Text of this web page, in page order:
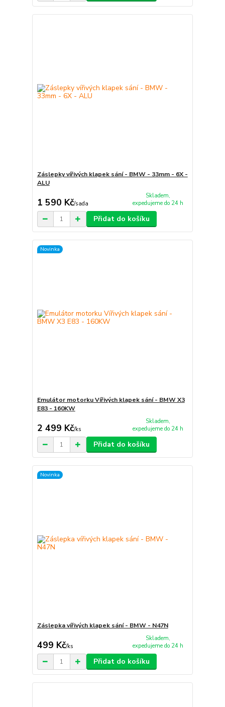
Záslepky vířivých klapek sání - BMW - 33mm - 6X -
ALU
1 590 Kč/sada
Skladem,
expedujeme do 24 h
Přidat do košíku
Novinka
Emulátor motorku Vířivých klapek sání - BMW X3
E83 - 160KW
2 499 Kč/ks
Skladem,
expedujeme do 24 h
Přidat do košíku
Novinka
Záslepka vířivých klapek sání - BMW - N47N
499 Kč/ks
Skladem,
expedujeme do 24 h
Přidat do košíku